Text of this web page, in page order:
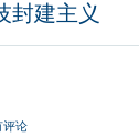
封建主义
评论